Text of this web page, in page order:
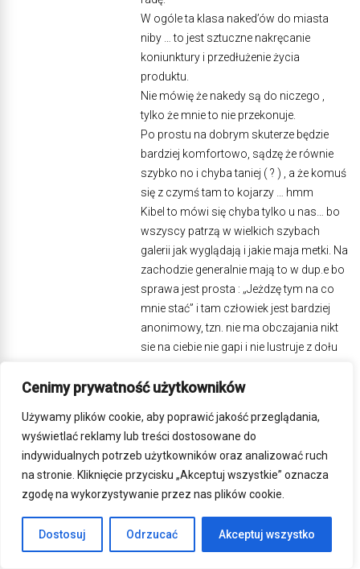
Cenimy prywatność użytkowników
Używamy plików cookie, aby poprawić jakość przeglądania,
wyświetlać reklamy lub treści dostosowane do
indywidualnych potrzeb użytkowników oraz analizować ruch
na stronie. Kliknięcie przycisku „Akceptuj wszystkie” oznacza
zgodę na wykorzystywanie przez nas plików cookie.
Dostosuj Odrzucać Akceptuj wszystko
W ogóle ta klasa naked’ów do miasta
niby … to jest sztuczne nakręcanie
koniunktury i przedłużenie życia
produktu.
Nie mówię że nakedy są do niczego ,
tylko że mnie to nie przekonuje.
Po prostu na dobrym skuterze będzie
bardziej komfortowo, sądzę że równie
szybko no i chyba taniej ( ? ) , a że komuś
się z czymś tam to kojarzy … hmm
Kibel to mówi się chyba tylko u nas… bo
wszyscy patrzą w wielkich szybach
galerii jak wyglądają i jakie maja metki. Na
zachodzie generalnie mają to w dup.e bo
sprawa jest prosta : „Jeżdzę tym na co
mnie stać” i tam człowiek jest bardziej
anonimowy, tzn. nie ma obczajania nikt
sie na ciebie nie gapi i nie lustruje z dołu
wygląda to nie ma znaczenia, ważne że
winka i coś zjeść pogadać.
jas13 2017-07-12, 16:09
Nakedem możesz jechać szybciej,
tylko się trzeba bardziej do baku
przytulić. Jedni lubią cvt inni